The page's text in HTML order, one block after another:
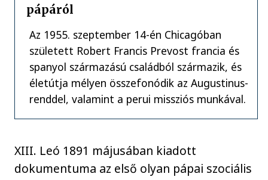
pápáról
Az 1955. szeptember 14-én Chicagóban
született Robert Francis Prevost francia és
spanyol származású családból származik, és
életútja mélyen összefonódik az Augustinus-
renddel, valamint a perui missziós munkával.
XIII. Leó 1891 májusában kiadott
dokumentuma az első olyan pápai szociális